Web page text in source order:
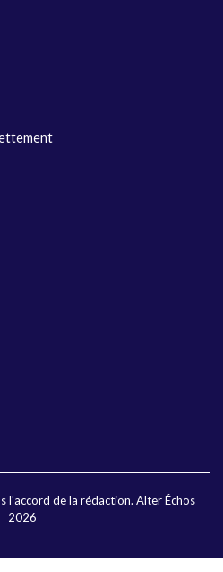
l'accord de la rédaction. Alter Échos
2026